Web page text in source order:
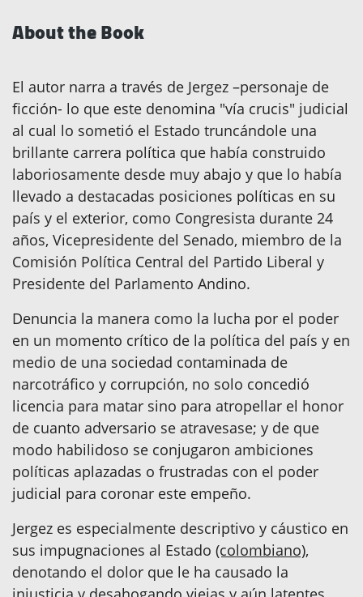
About the Book
El autor narra a través de Jergez –personaje de
ficción- lo que este denomina "vía crucis" judicial
al cual lo sometió el Estado truncándole una
brillante carrera política que había construido
laboriosamente desde muy abajo y que lo había
llevado a destacadas posiciones políticas en su
país y el exterior, como Congresista durante 24
años, Vicepresidente del Senado, miembro de la
Comisión Política Central del Partido Liberal y
Presidente del Parlamento Andino.
Denuncia la manera como la lucha por el poder
en un momento crítico de la política del país y en
medio de una sociedad contaminada de
narcotráfico y corrupción, no solo concedió
licencia para matar sino para atropellar el honor
de cuanto adversario se atravesase; y de que
modo habilidoso se conjugaron ambiciones
políticas aplazadas o frustradas con el poder
judicial para coronar este empeño.
Jergez es especialmente descriptivo y cáustico en
sus impugnaciones al Estado (colombiano),
denotando el dolor que le ha causado la